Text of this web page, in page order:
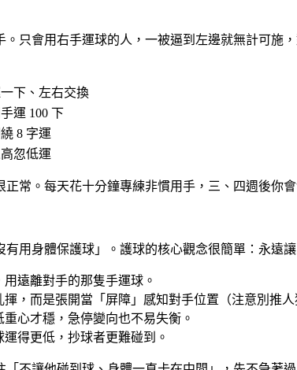
只會用右手運球的人，一被逼到左邊就無計可施
下、左右交換
運 100 下
8 字運
忽低運
常。每天花十分鐘專練非慣用手，三、四週後你
用身體保護球」。護球的核心觀念很簡單：永遠
用遠離對手的那隻手運球。
揮，而是張開當「屏障」感知對手位置（注意別推人
重心才穩，急停變向也不易失衡。
運得更低，抄球者更難碰到。